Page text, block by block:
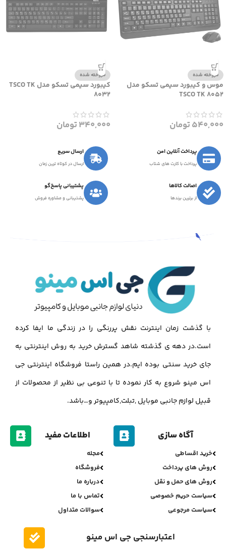
فروخته شده
موس و کیبورد سیمی تسکو مدل
TSCO TK 8052
540,000تومان
فروخته شده
کیبورد سیمی تسکو مدل TSCO TK
8032
340,000تومان
پرداخت آنلاین امن
پرداخت با کارت های شتاب
ارسال سریع
ارسال در کوتاه ترین زمان
اصالت کالاها
از برترین برندها
پشتیبانی پاسخ‌گو
پشتیبانی و مشاوره فروش
با گذشت زمان اینترنت نقش پررنگی را در زندگی ما ایفا کرده
است.در دهه ی گذشته شاهد گسترش خرید به روش اینترنتی به
جای خرید سنتی بوده ایم.در همین راستا فروشگاه اینترنتی جی
اس مینو شروع به کار نموده تا با تنوعی بی نظیر از محصولات از
قبیل لوازم جانبی موبایل ,تبلت,کامپیوتر و…باشد.
آگاه سازی
خرید اقساطی
روش های پرداخت
روش های حمل و نقل
سیاست حریم خصوصی
سیاست مرجوعی
اطلاعات مفید
مجله
فروشگاه
درباره ما
تماس با ما
سوالات متداول
اعتبارسنجی جی اس مینو